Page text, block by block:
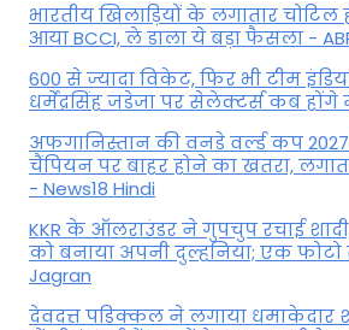
भारतीय खिलाड़ियों के लगातार
आया BCCI, ले डाला ये बड़ा फैसला -
600 से ज्यादा विकेट, फिर भी टीम
धर्मेंद्रसिंह जडेजा पर सेलेक्टर्स कब होंगे
अफगानिस्तान की वनडे वर्ल्ड कप 2027
चैंपियन पर बाहर होने का खतरा,
- News18 Hindi
KKR के ऑलराउंडर ने गुपचुप रचाई
को बनाया अपनी दुल्हनिया; एक
Jagran
देवदत्त पडिक्कल ने लगाया धमाकेदार